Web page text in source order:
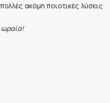
ακόμη ποιοτικές λύσεις
ωραία!